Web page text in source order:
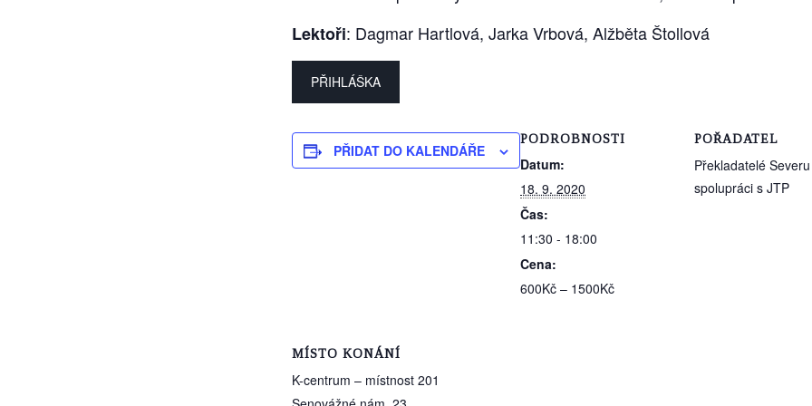
Lektoři: Dagmar Hartlová, Jarka Vrbová, Alžběta Štollová
PŘIHLÁŠKA
PŘIDAT DO KALENDÁŘE
PODROBNOSTI
Datum:
18. 9. 2020
Čas:
11:30 - 18:00
Cena:
600Kč – 1500Kč
POŘADATEL
Překladatelé
spolupráci s JTP
MÍSTO KONÁNÍ
K-centrum – místnost 201